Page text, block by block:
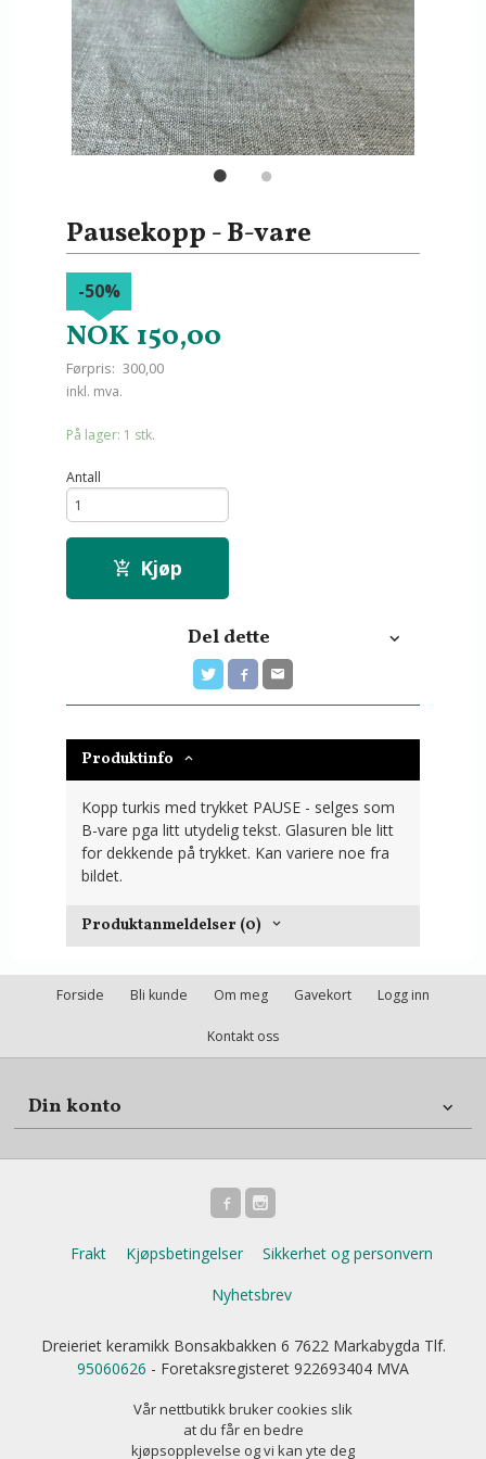
Pausekopp - B-vare
NOK 150,00
Førpris: 300,00
Rabatt
-50%
inkl. mva.
På lager: 1 stk.
Antall
Kjøp
Del dette
Produktinfo
Kopp turkis med trykket PAUSE - selges som
B-vare pga litt utydelig tekst. Glasuren ble litt
for dekkende på trykket. Kan variere noe fra
bildet.
Produktanmeldelser (0)
Forside Bli kunde Om meg Gavekort Logg inn
Kontakt oss
Din konto
Frakt Kjøpsbetingelser
Sikkerhet og personvern
Nyhetsbrev
Dreieriet keramikk Bonsakbakken 6 7622 Markabygda Tlf.
95060626 - Foretaksregisteret 922693404 MVA
Vår nettbutikk bruker cookies slik
at du får en bedre
kjøpsopplevelse og vi kan yte deg